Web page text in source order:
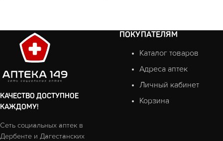
КАЧЕСТВО ДОСТУПНОЕ
КАЖДОМУ!
Сеть социальных аптек в
Дербенте и Дагестанских
ПОКУПАТЕЛЯМ
Каталог товаров
Адреса аптек
Личный кабинет
Корзина